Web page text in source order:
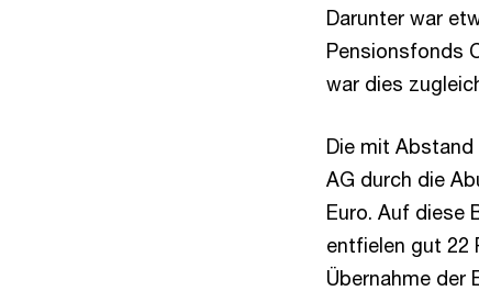
Darunter war
Pensionsfonds
war dies
Die mit
AG durch die
Euro. Auf diese
entfielen gut 22
Übernahme der